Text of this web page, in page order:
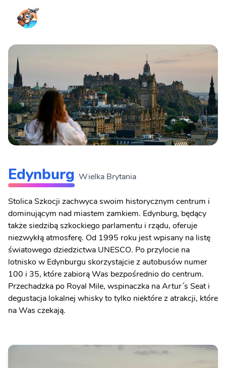
Edynburg Wielka Brytania
Stolica Szkocji zachwyca swoim historycznym centrum i
dominującym nad miastem zamkiem. Edynburg, będący
także siedzibą szkockiego parlamentu i rządu, oferuje
niezwykłą atmosferę. Od 1995 roku jest wpisany na listę
światowego dziedzictwa UNESCO. Po przylocie na
lotnisko w Edynburgu skorzystajcie z autobusów numer
100 i 35, które zabiorą Was bezpośrednio do centrum.
Przechadzka po Royal Mile, wspinaczka na Artur´s Seat i
degustacja lokalnej whisky to tylko niektóre z atrakcji, które
na Was czekają.